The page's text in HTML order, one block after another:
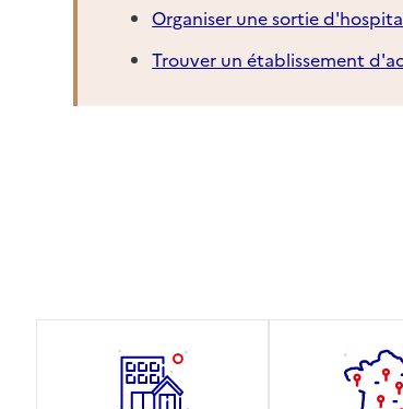
Organiser une sortie
Trouver un établissement